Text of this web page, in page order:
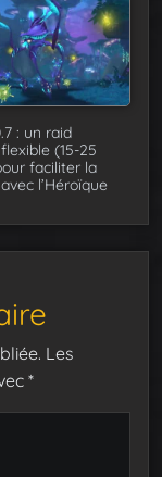
: un raid
(15-25
faciliter la
l’Héroïque
Les
*